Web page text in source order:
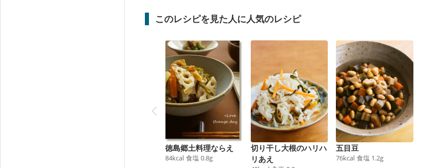
このレシピを見た人に人気のレシピ
徳島郷土料理ならえ
84kcal 食塩 0.8g
切り干し大根のハリハ
リあえ
五目豆
76kcal 食塩 1.2g